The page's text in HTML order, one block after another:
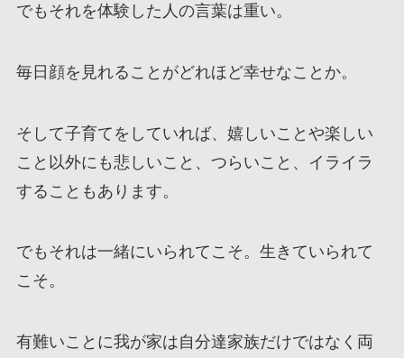
でもそれを体験した人の言葉は重い。
毎日顔を見れることがどれほど幸せなことか。
そして子育てをしていれば、嬉しいことや楽しい
こと以外にも悲しいこと、つらいこと、イライラ
することもあります。
でもそれは一緒にいられてこそ。生きていられて
こそ。
有難いことに我が家は自分達家族だけではなく両